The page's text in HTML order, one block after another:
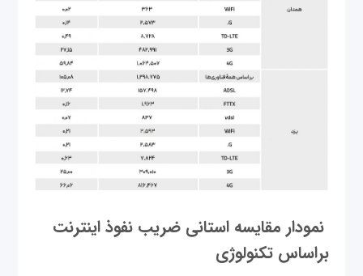
نمودار مقایسه استانی ضریب نفوذ اینترنت
براساس تکنولوژی